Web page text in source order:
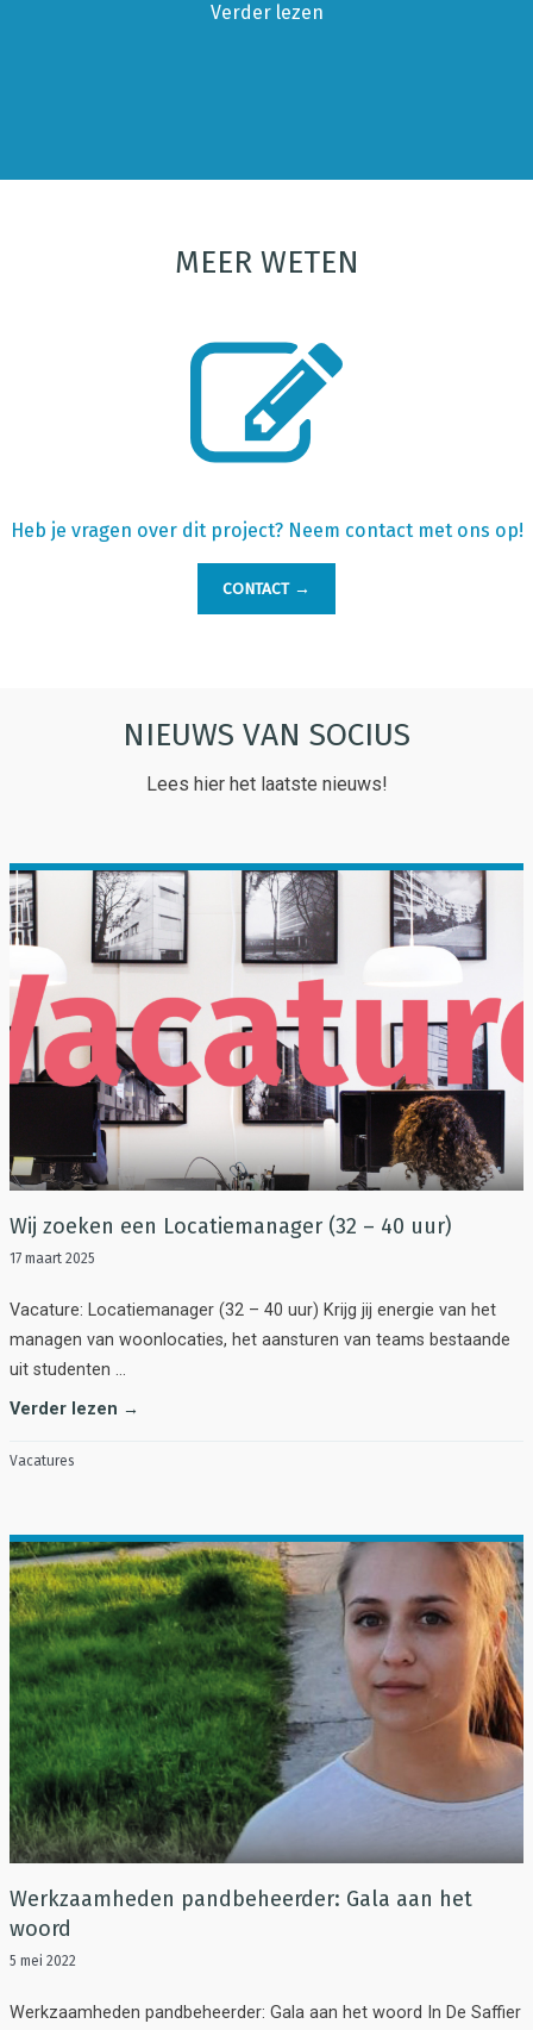
Verder lezen
MEER WETEN
Heb je vragen over dit project? Neem contact met ons op!
CONTACT →
NIEUWS VAN SOCIUS
Lees hier het laatste nieuws!
Wij zoeken een Locatiemanager (32 – 40 uur)
17 maart 2025
Vacature: Locatiemanager (32 – 40 uur) Krijg jij energie van het
managen van woonlocaties, het aansturen van teams bestaande
uit studenten …
Verder lezen →
Vacatures
Werkzaamheden pandbeheerder: Gala aan het
woord
5 mei 2022
Werkzaamheden pandbeheerder: Gala aan het woord In De Saffier